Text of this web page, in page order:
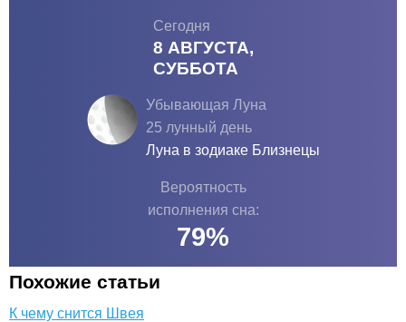
Сегодня
8 АВГУСТА,
СУББОТА
Убывающая Луна
25 лунный день
Луна в зодиаке Близнецы
Вероятность
исполнения сна:
79%
Похожие статьи
К чему снится Швея